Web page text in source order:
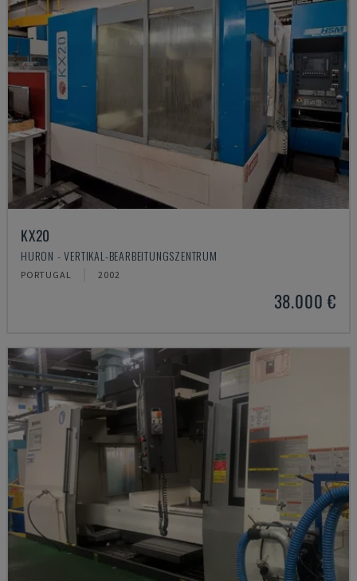
KX20
HURON - VERTIKAL-BEARBEITUNGSZENTRUM
PORTUGAL 2002
38.000 €